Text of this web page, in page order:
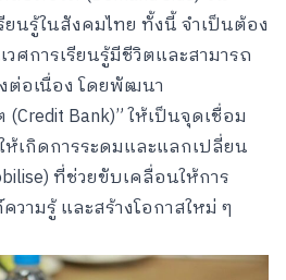
ยนรู้ในสังคมไทย ทั้งนี้ จำเป็นต้อง
ศการเรียนรู้มีชีวิตและสามารถ
ต่อเนื่อง โดยพัฒนา
Bank)” ให้เป็นจุดเชื่อม
ห้เกิดการระดมและแลกเปลี่ยน
ที่ช่วยขับเคลื่อนให้การ
วามรู้ และสร้างโอกาสใหม่ ๆ